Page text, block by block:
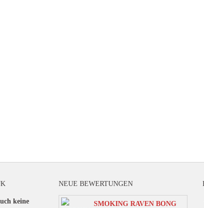
keine
NEUE BEWERTUNGEN
SMOKING RAVEN BONG